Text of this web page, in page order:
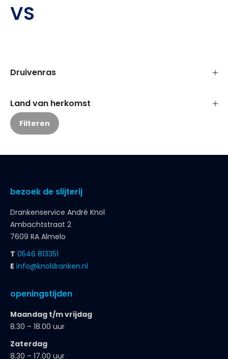
VS
Druivenras
Land van herkomst
Filteren
bezoek de slijterij
Drankenservice André Knol
Ambachtstraat 2
7609 RA Almelo
T 0546 813351
E info@knoldranken.nl
openingstijden
Maandag t/m vrijdag
8.30 – 18.00 uur
Zaterdag
8.30 – 17.00 uur